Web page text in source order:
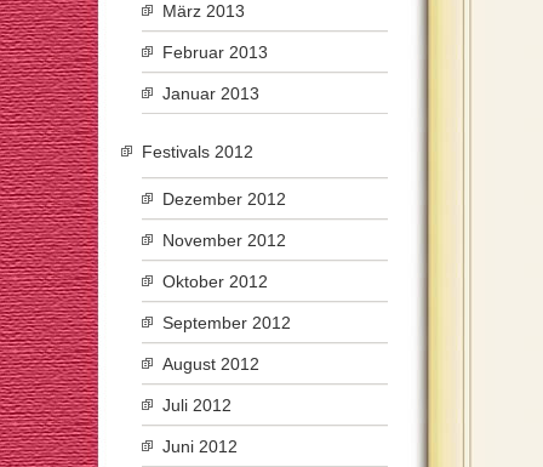
März 2013
Februar 2013
Januar 2013
Festivals 2012
Dezember 2012
November 2012
Oktober 2012
September 2012
August 2012
Juli 2012
Juni 2012